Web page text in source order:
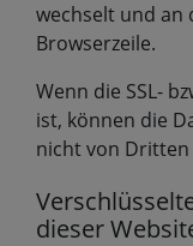
wechselt und an
Browserzeile.
Wenn die SSL-
ist, können die
nicht von
dieser